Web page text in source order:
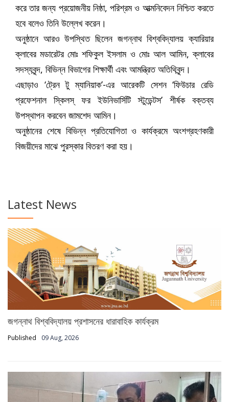
করে তার জন্য প্রয়োজনীয় নিষ্ঠা, পরিশ্রম ও আত্মনিবেদন নিশ্চিত করতে
হবে বলেও তিনি উল্লেখ করেন।
অনুষ্ঠানে আরও উপস্থিত ছিলেন জগন্নাথ বিশ্ববিদ্যালয় ক্যারিয়ার
ক্লাবের মডারেটর মোঃ শফিকুল ইসলাম ও মোঃ আল আমিন, ক্লাবের
সদস্যবৃন্দ, বিভিন্ন বিভাগের শিক্ষার্থী এবং আমন্ত্রিত অতিথিবৃন্দ।
এছাড়াও ‘ট্রেন টু ম্যানিয়াক’-এর আরেকটি সেশন ‘ফিউচার রেডি
প্রফেশনাল স্কিলস্‌ ফর ইউনিভার্সিটি স্টুডেন্টস’ শীর্ষক বক্তব্য
উপস্থাপন করবেন জামশেদ আমিন।
অনুষ্ঠানের শেষে বিভিন্ন প্রতিযোগিতা ও কার্যক্রমে অংশগ্রহণকারী
বিজয়ীদের মাঝে পুরস্কার বিতরণ করা হয়।
Latest News
জগন্নাথ বিশ্ববিদ্যালয় প্রশাসনের ধারাবাহিক কার্যক্রম
Published 09 Aug, 2026